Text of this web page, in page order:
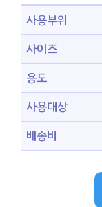
사용부위
사이즈
용도
사용대상
배송비